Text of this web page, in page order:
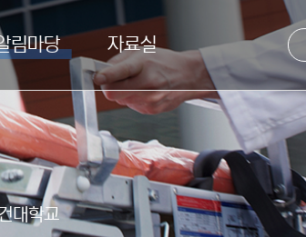
림마당 자료실
대학교